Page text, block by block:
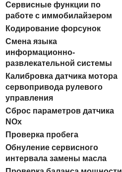
Сервисные функции по
работе с иммобилайзером
Кодирование форсунок
Смена языка
информационно-
развлекательной системы
Калибровка датчика мотора
сервопривода рулевого
управления
Сброс параметров датчика
NOx
Проверка пробега
Обнуление сервисного
интервала замены масла